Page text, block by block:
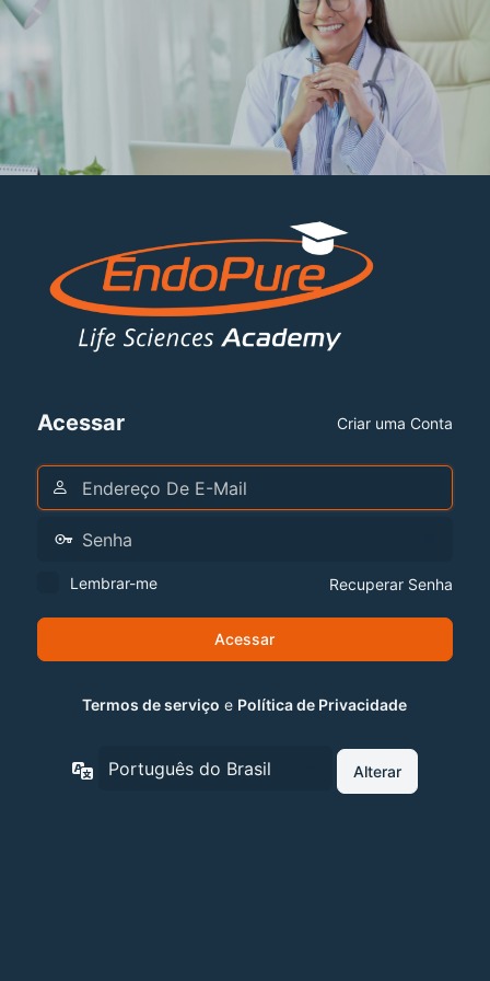
Acessar Criar uma Conta
Lembrar-me Recuperar Senha
Termos de serviço e Política de Privacidade
Idioma